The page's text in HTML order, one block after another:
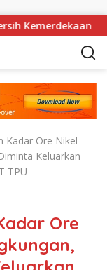
Vonis
Kadar Ore Nikel
Keluarkan
TPU
Ore